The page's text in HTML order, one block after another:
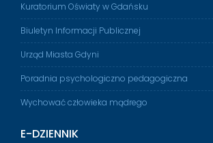
Kuratorium Oświaty w Gdańsku
Biuletyn Informacji Publicznej
Urząd Miasta Gdyni
Poradnia psychologiczno pedagogiczna
Wychować człowieka mądrego
E-DZIENNIK